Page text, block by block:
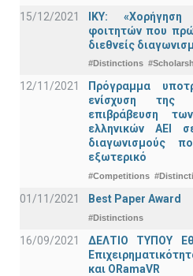
15/12/2021
IKY:
φοιτητών που
διεθνείς
#Distinctions
12/11/2021
Πρόγραμμα
ενίσχυση της
επιβράβευση
ελληνικών ΑΕΙ
διαγωνισμούς
εξωτερικό
#Competitions
01/11/2021 Best Paper Award
#Distinctions
16/09/2021
ΔΕΛΤΙΟ ΤΥΠΟΥ
και ORamaVR